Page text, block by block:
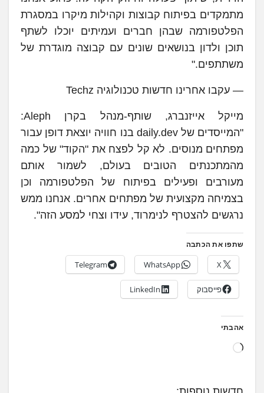
מתמקדים בפיתוח קבוצות וקהילות מיקרו במסגרת
הפלטפורמה שבהן חברים ועמיתים יוכלו לשתף
תוכן ולדון בנושאים שונים עם קבוצה מוגדרת של
משתתפים."
— עקבו אחרינו חדשות טכנולוגיה Techz
מייקל אייזנברג, שותף-מנהל בקרן Aleph:
"המייסדים של daily.dev בנו חוויה יוצאת דופן עבור
מפתחים מנוסים. לא קל לפצח את "הקוד" של כמה
מהמתכנתים הטובים בעולם, לשמור אותם
מעורבים ופעילים בפיתוח של הפלטפורמה וכן
בצמיחה מקצועית של מפתחים אחרים. אנחנו ממש
נרגשים להצטרף לנימרוד, עידו וצחי למסע הזה".
שתפו את הכתבה
X
WhatsApp
Telegram
פייסבוק LinkedIn
אהבתי
ט